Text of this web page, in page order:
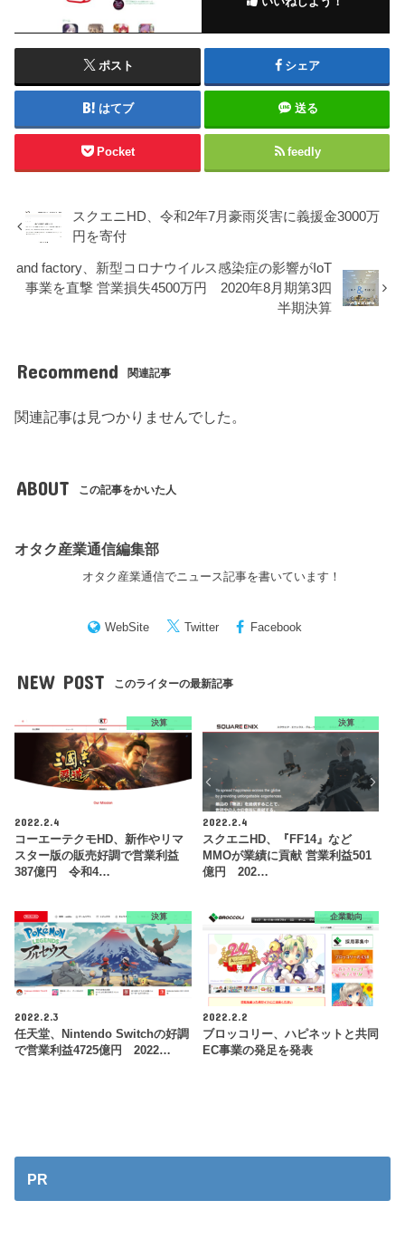
ポスト シェア
はてブ 送る
Pocket feedly
スクエニHD、令和2年7月豪雨災害に義援金3000万
円を寄付
and factory、新型コロナウイルス感染症の影響がIoT
事業を直撃 営業損失4500万円 2020年8月期第3四
半期決算
Recommend 関連記事
関連記事は見つかりませんでした。
ABOUT この記事をかいた人
オタク産業通信編集部
オタク産業通信でニュース記事を書いています！
WebSite Twitter Facebook
NEW POST このライターの最新記事
決算
2022.2.4
コーエーテクモHD、新作やリマ
スター版の販売好調で営業利益
387億円 令和4…
決算
2022.2.4
スクエニHD、『FF14』など
MMOが業績に貢献 営業利益501
億円 202…
決算
2022.2.3
任天堂、Nintendo Switchの好調
で営業利益4725億円 2022…
企業動向
2022.2.2
ブロッコリー、ハピネットと共同
EC事業の発足を発表
PR